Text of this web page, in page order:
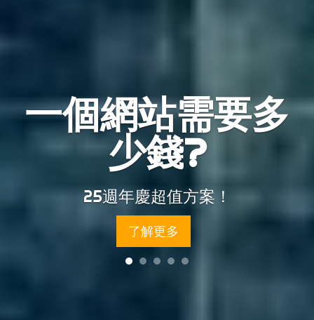
一個網站需要多
少錢?
25週年慶超值方案！
了解更多
網站多久才可上線?
3 個步驟，最快 5 日搞掂
了解更多
SEO搜尋器優化排名
有保證嗎?
小心網路詐騙!
了解更多
如何避免網路詐騙?
選擇合法註冊網頁公司更有保障!
了解更多
網頁設計免費優惠
每月首 20 名客戶享更多優惠
了解更多